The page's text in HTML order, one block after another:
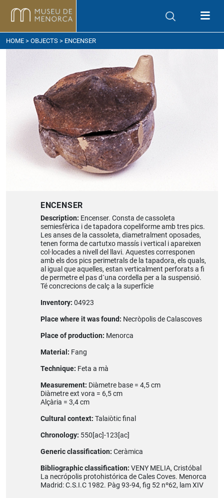
to get here
HOME > OBJECTS > ENCENSER
ENCENSER
Description: Encenser. Consta de cassoleta
semiesfèrica i de tapadora copeliforme amb tres pics.
Les anses de la cassoleta, diametralment oposades,
tenen forma de cartutxo massís i vertical i apareixen
col·locades a nivell del llavi. Aquestes corresponen
amb els dos pics perimetrals de la tapadora, els quals,
al igual que aquelles, estan verticalment perforats a fi
de permetre el pas d´una cordella per a la suspensió.
Té concrecions de calç a la superfície
Inventory: 04923
Place where it was found: Necròpolis de Calascoves
Place of production: Menorca
Material: Fang
Technique: Feta a mà
Measurement: Diàmetre base = 4,5 cm
Diàmetre ext vora = 6,5 cm
Alçària = 3,4 cm
Cultural context: Talaiòtic final
Chronology: 550[ac]-123[ac]
Generic classification: Ceràmica
Bibliographic classification: VENY MELIA, Cristóbal
La necrópolis protohistórica de Cales Coves. Menorca
Madrid: C.S.I.C 1982. Pàg 93-94, fig 52 nº62, lam XIV